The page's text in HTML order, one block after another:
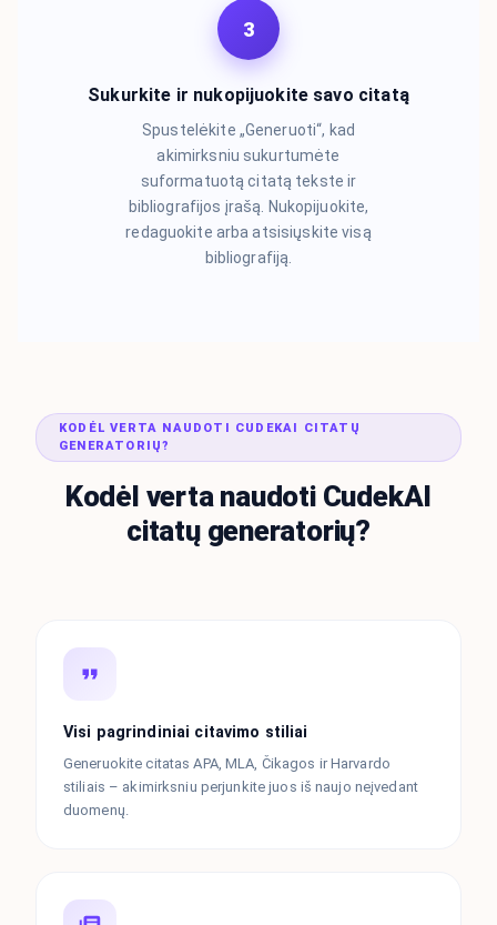
3
Sukurkite ir nukopijuokite savo citatą
Spustelėkite „Generuoti“, kad
akimirksniu sukurtumėte
suformatuotą citatą tekste ir
bibliografijos įrašą. Nukopijuokite,
redaguokite arba atsisiųskite visą
bibliografiją.
KODĖL VERTA NAUDOTI CUDEKAI CITATŲ
GENERATORIŲ?
Kodėl verta naudoti CudekAI
citatų generatorių?
Visi pagrindiniai citavimo stiliai
Generuokite citatas APA, MLA, Čikagos ir Harvardo
stiliais – akimirksniu perjunkite juos iš naujo neįvedant
duomenų.